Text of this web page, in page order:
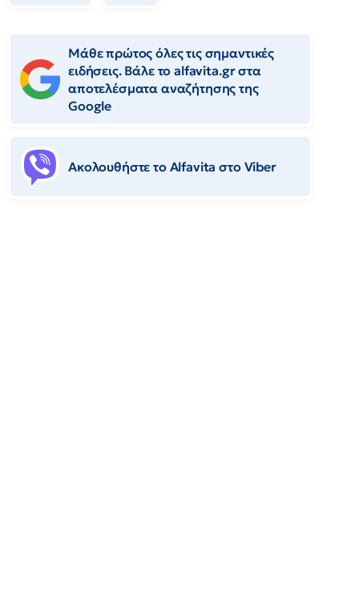
Μάθε πρώτος όλες τις σημαντικές
ειδήσεις. Βάλε το alfavita.gr στα
αποτελέσματα αναζήτησης της
Google
Ακολουθήστε το Αlfavita στο Viber